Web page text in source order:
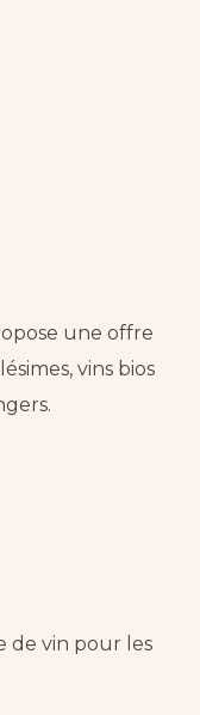
une offre
vins bios
de vin pour les